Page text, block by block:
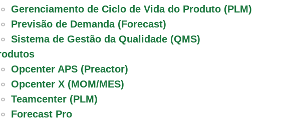
Gerenciamento de Ciclo de Vida do Produto (PLM)
Previsão de Demanda (Forecast)
Sistema de Gestão da Qualidade (QMS)
Opcenter APS (Preactor)
Opcenter X (MOM/MES)
Teamcenter (PLM)
Forecast Pro